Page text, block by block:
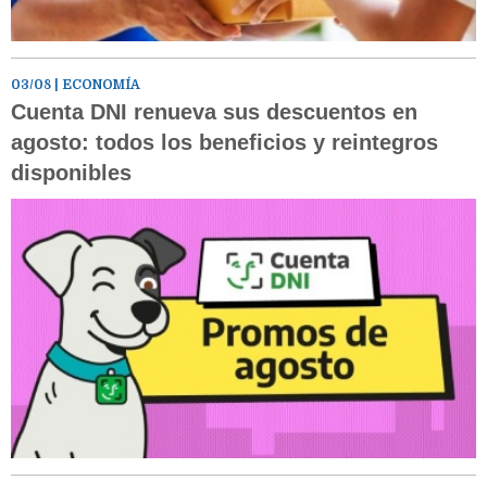
03/08 | ECONOMÍA
Cuenta DNI renueva sus descuentos en
agosto: todos los beneficios y reintegros
disponibles